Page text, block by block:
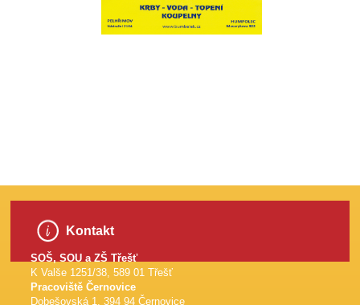
Kontakt
SOŠ, SOU a ZŠ Třešť
K Valše 1251/38, 589 01 Třešť
Pracoviště Černovice
Dobešovská 1, 394 94 Černovice